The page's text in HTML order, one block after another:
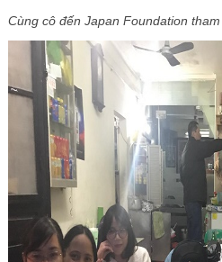
Cùng cô đến Japan Foundation